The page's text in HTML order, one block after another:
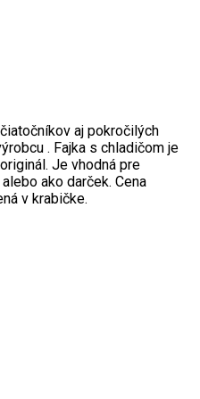
aj pokročilých
. Fajka s chladičom je
Je vhodná pre
ako darček. Cena
v krabičke.